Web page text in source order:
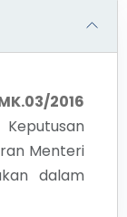
2016
Menteri
dalam